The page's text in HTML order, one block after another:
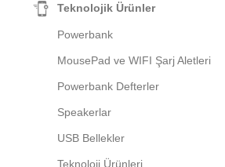
Teknolojik Ürünler
Powerbank
MousePad ve WIFI Şarj Aletleri
Powerbank Defterler
Speakerlar
USB Bellekler
Teknoloji Ürünleri